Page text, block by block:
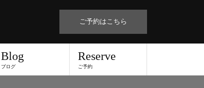
ご予約はこちら
Blog
ブログ
Reserve
ご予約